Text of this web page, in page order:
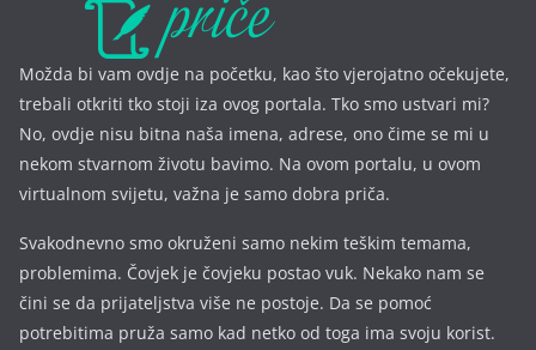
Možda bi vam ovdje na početku, kao što vjerojatno očekujete,
trebali otkriti tko stoji iza ovog portala. Tko smo ustvari mi?
No, ovdje nisu bitna naša imena, adrese, ono čime se mi u
nekom stvarnom životu bavimo. Na ovom portalu, u ovom
virtualnom svijetu, važna je samo dobra priča.
Svakodnevno smo okruženi samo nekim teškim temama,
problemima. Čovjek je čovjeku postao vuk. Nekako nam se
čini se da prijateljstva više ne postoje. Da se pomoć
potrebitima pruža samo kad netko od toga ima svoju korist.